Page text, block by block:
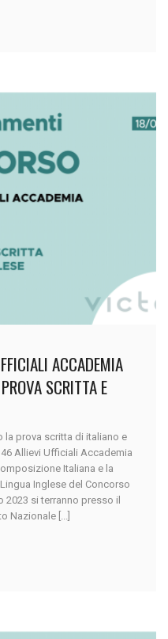
ACCADEMIA
SCRITTA E
la prova scritta di italiano e
Allievi Ufficiali Accademia
Italiana e la
Inglese del Concorso
si terranno presso il
Nazionale [...]